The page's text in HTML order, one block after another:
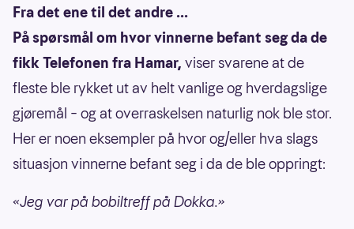
Fra det ene til det andre ...
På spørsmål om hvor vinnerne befant seg da de
fikk Telefonen fra Hamar, viser svarene at de
fleste ble rykket ut av helt vanlige og hverdagslige
gjøremål – og at overraskelsen naturlig nok ble stor.
Her er noen eksempler på hvor og/eller hva slags
situasjon vinnerne befant seg i da de ble oppringt:
«Jeg var på bobiltreff på Dokka.»